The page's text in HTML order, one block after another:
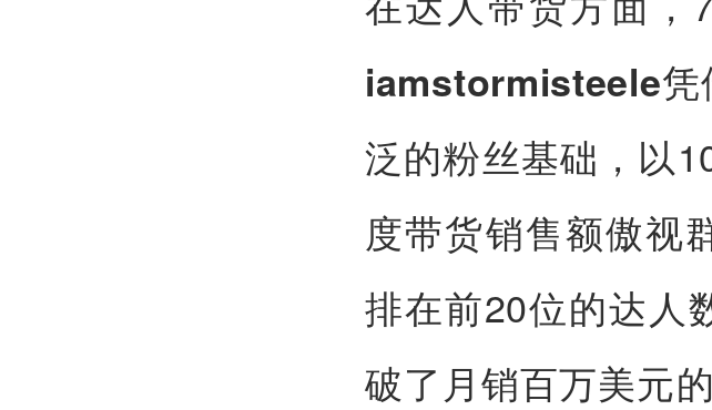
iamstormisteele
泛的粉丝基础，以
度带货销售额傲视
排在前20位的达人
破了月销百万美元